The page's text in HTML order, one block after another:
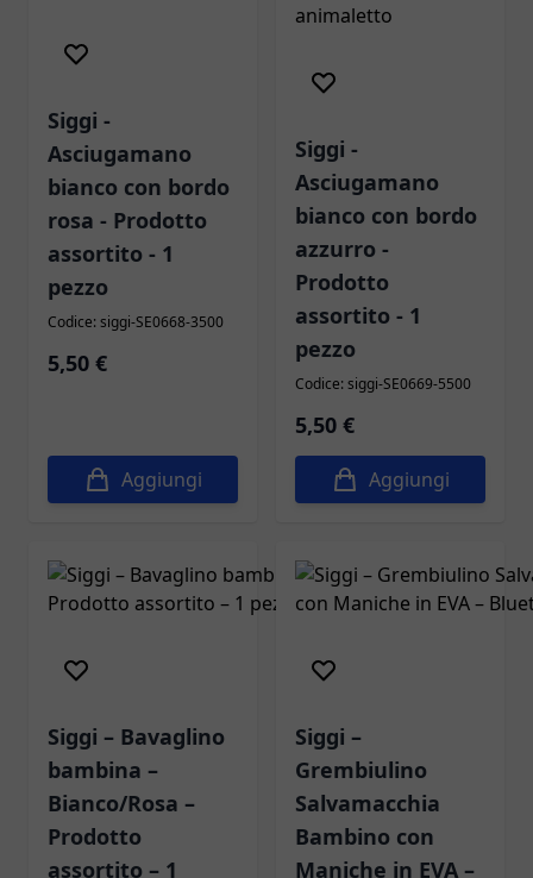
Siggi -
Asciugamano
bianco con bordo
rosa - Prodotto
assortito - 1
pezzo
Codice: siggi-SE0668-3500
5,50 €
Aggiungi
Siggi -
Asciugamano
bianco con bordo
azzurro -
Prodotto
assortito - 1
pezzo
Codice: siggi-SE0669-5500
5,50 €
Aggiungi
Siggi – Bavaglino
bambina –
Bianco/Rosa –
Prodotto
assortito – 1
Siggi –
Grembiulino
Salvamacchia
Bambino con
Maniche in EVA –